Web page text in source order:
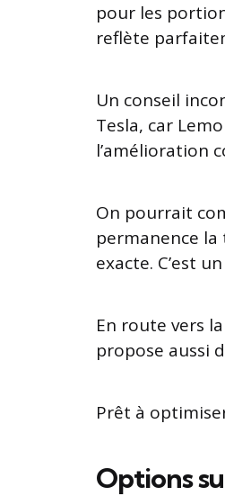
pour les
reflète
Un conseil
Tesla, car
l’amélioration
On pourrait
permanence
exacte. C’est
En route vers
propose aussi
Prêt à
Options